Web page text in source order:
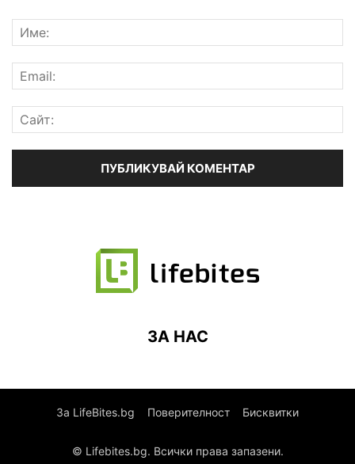
ЗА НАС
За LifeBites.bg Поверителност Бисквитки
© Lifebites.bg. Всички права запазени.